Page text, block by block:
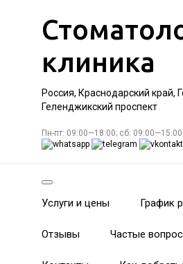
клиника
Россия, Краснодарский край,
Геленджикский проспект
Пн-пт: 09:00—18:00; сб: 09:00—15:00
Услуги и цены График
Отзывы Частые